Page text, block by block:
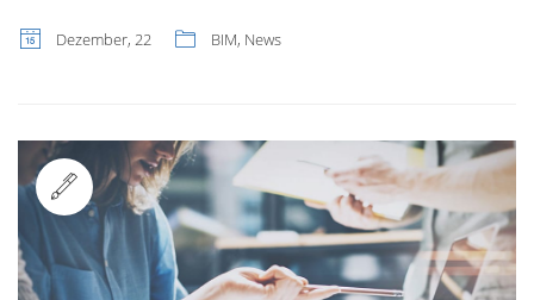
Dezember, 22 BIM, News
Standard